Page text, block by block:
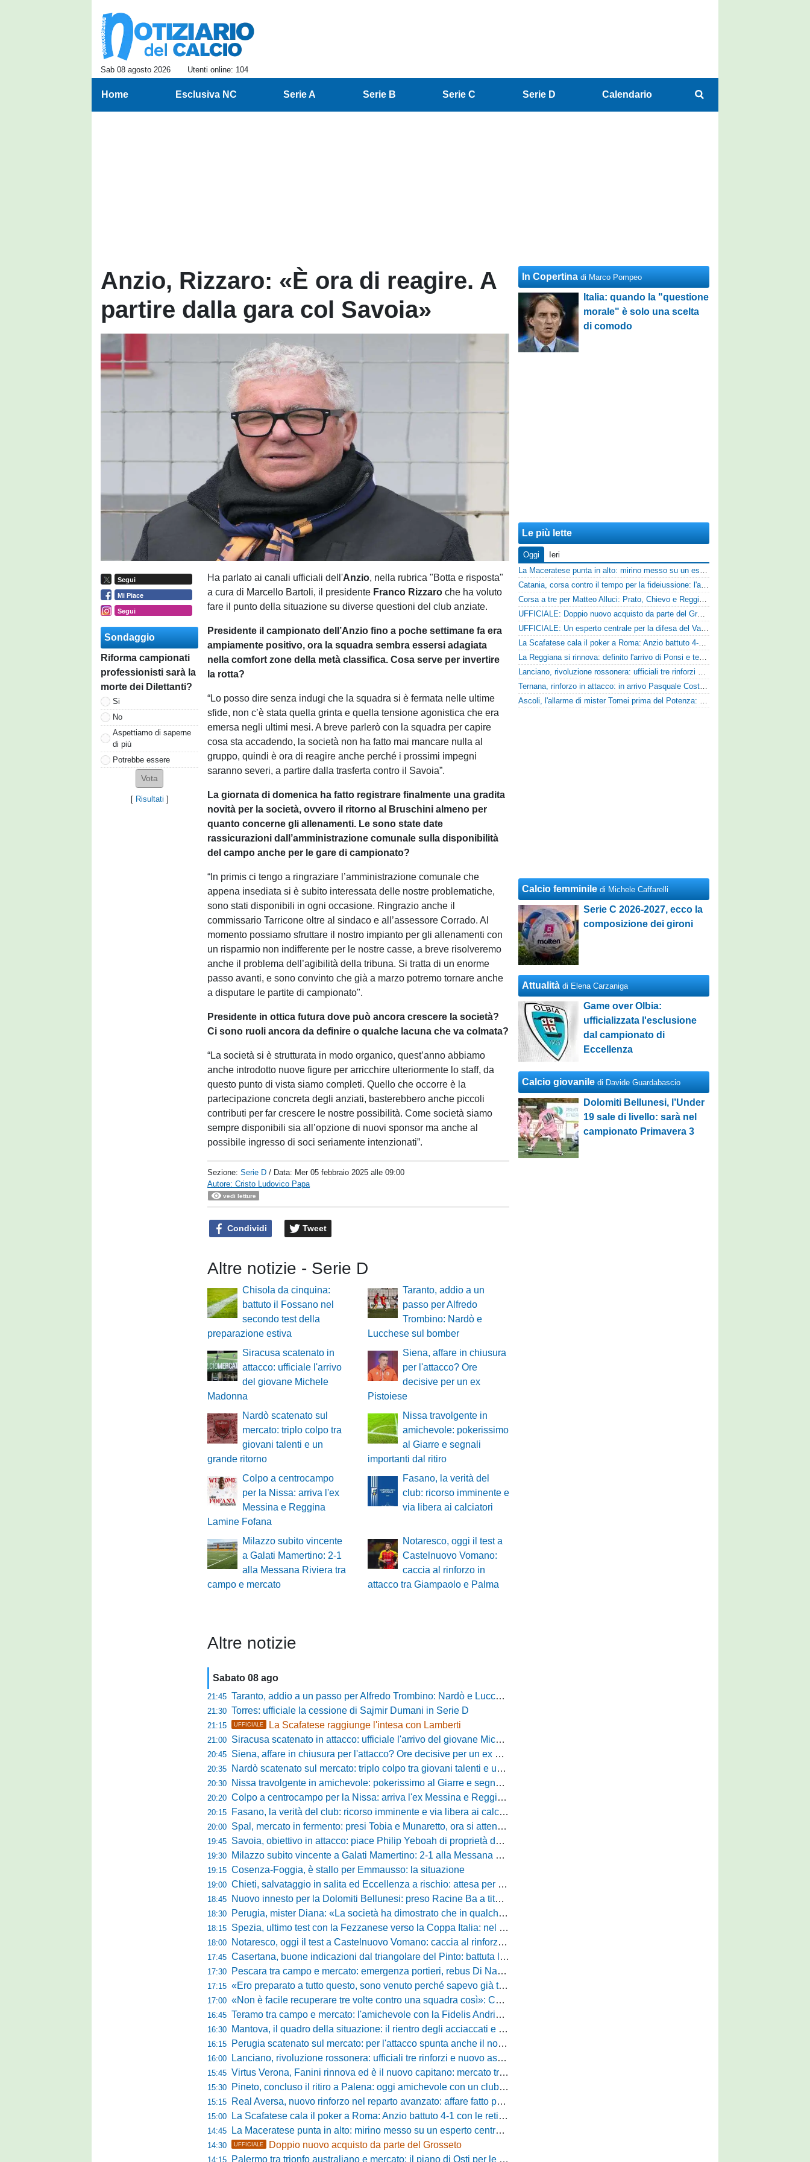
Sab 08 agosto 2026 Utenti online: 104
Home Esclusiva NC Serie A Serie B Serie C Serie D Calendario
Anzio, Rizzaro: «È ora di reagire. A
partire dalla gara col Savoia»
Segui
Mi Piace
Segui
Sondaggio
Riforma campionati
professionisti sarà la
morte dei Dilettanti?
Si
No
Aspettiamo di saperne
di più
Potrebbe essere
[ Risultati ]
Ha parlato ai canali ufficiali dell'Anzio, nella rubrica "Botta e risposta"
a cura di Marcello Bartoli, il presidente Franco Rizzaroche ha voluto
fare il punto della situazione su diverse questioni del club anziate.
Presidente il campionato dell’Anzio fino a poche settimane fa era
ampiamente positivo, ora la squadra sembra essersi adagiata
nella comfort zone della metà classifica. Cosa serve per invertire
la rotta?
“Lo posso dire senza indugi che la squadra si è fermata nelle ultime
sfide, non c’è stata quella grinta e quella tensione agonistica che era
emersa negli ultimi mesi. A breve parlerò con la squadra per capire
cosa sta accadendo, la società non ha fatto mai mancare nulla al
gruppo, quindi è ora di reagire anche perché i prossimi impegni
saranno severi, a partire dalla trasferta contro il Savoia”.
La giornata di domenica ha fatto registrare finalmente una gradita
novità per la società, ovvero il ritorno al Bruschini almeno per
quanto concerne gli allenamenti. Le sono state date
rassicurazioni dall’amministrazione comunale sulla disponibilità
del campo anche per le gare di campionato?
“In primis ci tengo a ringraziare l’amministrazione comunale che
appena insediata si è subito interessata delle nostre problematiche,
sono stati disponibili in ogni occasione. Ringrazio anche il
commissario Tarricone oltre al sindaco e all’assessore Corrado. Al
momento possiamo sfruttare il nostro impianto per gli allenamenti con
un risparmio non indifferente per le nostre casse, a breve risolveremo
anche il problema dell’agibilità della tribuna. Si tratta di un enorme
passo avanti, e sono convinto che già a marzo potremo tornare anche
a disputare le partite di campionato".
Presidente in ottica futura dove può ancora crescere la società?
Ci sono ruoli ancora da definire o qualche lacuna che va colmata?
“La società si è strutturata in modo organico, quest’anno abbiamo
anche introdotto nuove figure per arricchire ulteriormente lo staff, da
questo punto di vista siamo completi. Quello che occorre è la
partecipazione concreta degli anziati, basterebbero anche piccoli
contributi per far crescere le nostre possibilità. Come società siamo
sempre disponibili sia all’opzione di nuovi sponsor ma anche al
possibile ingresso di soci seriamente intenzionati”.
Sezione:Serie D / Data: Mer 05 febbraio 2025 alle 09:00
Autore: Cristo Ludovico Papa
vedi letture
Condividi Tweet
Altre notizie - Serie D
Chisola da cinquina:
battuto il Fossano nel
secondo test della
preparazione estiva
Taranto, addio a un
passo per Alfredo
Trombino: Nardò e
Lucchese sul bomber
Siracusa scatenato in
attacco: ufficiale l'arrivo
del giovane Michele
Madonna
Siena, affare in chiusura
per l'attacco? Ore
decisive per un ex
Pistoiese
Nardò scatenato sul
mercato: triplo colpo tra
giovani talenti e un
grande ritorno
Nissa travolgente in
amichevole: pokerissimo
al Giarre e segnali
importanti dal ritiro
Colpo a centrocampo
per la Nissa: arriva l'ex
Messina e Reggina
Lamine Fofana
Fasano, la verità del
club: ricorso imminente e
via libera ai calciatori
Milazzo subito vincente
a Galati Mamertino: 2-1
alla Messana Riviera tra
campo e mercato
Notaresco, oggi il test a
Castelnuovo Vomano:
caccia al rinforzo in
attacco tra Giampaolo e Palma
Altre notizie
Sabato 08 ago
21:45 Taranto, addio a un passo per Alfredo Trombino: Nardò e Lucchese sul bomber
21:30 Torres: ufficiale la cessione di Sajmir Dumani in Serie D
21:15 UFFICIALE La Scafatese raggiunge l'intesa con Lamberti
21:00 Siracusa scatenato in attacco: ufficiale l'arrivo del giovane Michele Madonna
20:45 Siena, affare in chiusura per l'attacco? Ore decisive per un ex Pistoiese
20:35 Nardò scatenato sul mercato: triplo colpo tra giovani talenti e un grande ritorno
20:30 Nissa travolgente in amichevole: pokerissimo al Giarre e segnali importanti dal ritiro
20:20 Colpo a centrocampo per la Nissa: arriva l'ex Messina e Reggina Lamine Fofana
20:15 Fasano, la verità del club: ricorso imminente e via libera ai calciatori
20:00 Spal, mercato in fermento: presi Tobia e Munaretto, ora si attende la seconda punta
19:45 Savoia, obiettivo in attacco: piace Philip Yeboah di proprietà del Monopoli
19:30 Milazzo subito vincente a Galati Mamertino: 2-1 alla Messana Riviera tra campo e mercato
19:15 Cosenza-Foggia, è stallo per Emmausso: la situazione
19:00 Chieti, salvataggio in salita ed Eccellenza a rischio: attesa per i fondi e l'ipotesi Promozione
18:45 Nuovo innesto per la Dolomiti Bellunesi: preso Racine Ba a titolo definitivo
18:30 Perugia, mister Diana: «La società ha dimostrato che in qualche giorno...»
18:15 Spezia, ultimo test con la Fezzanese verso la Coppa Italia: nel mirino la sfida con la Torres
18:00 Notaresco, oggi il test a Castelnuovo Vomano: caccia al rinforzo in attacco tra Giampaolo e Palma
17:45 Casertana, buone indicazioni dal triangolare del Pinto: battuta l'Ischia, ora c'è il Cassino prima della Coppa
17:30 Pescara tra campo e mercato: emergenza portieri, rebus Di Nardo e le manovre del ds Foggia
17:15 «Ero preparato a tutto questo, sono venuto perché sapevo già tutto»: la carica di Nesta al popolo irpino
17:00 «Non è facile recuperare tre volte contro una squadra così»: Calabro promuove il carattere del suo Padova
16:45 Teramo tra campo e mercato: l'amichevole con la Fidelis Andria, le parole di Pelosi e l'idea Conti
16:30 Mantova, il quadro della situazione: il rientro degli acciaccati e le trattative di mercato
16:15 Perugia scatenato sul mercato: per l'attacco spunta anche il nome di Okaka
16:00 Lanciano, rivoluzione rossonera: ufficiali tre rinforzi e nuovo assetto al vertice del club
15:45 Virtus Verona, Fanini rinnova ed è il nuovo capitano: mercato tra colpi esperti e l'addio a Daffara
15:30 Pineto, concluso il ritiro a Palena: oggi amichevole con un club di D verso la Coppa
15:15 Real Aversa, nuovo rinforzo nel reparto avanzato: affare fatto per Della Pietra
15:00 La Scafatese cala il poker a Roma: Anzio battuto 4-1 con le reti di Palmieri, Esposito, Suhs e Maggio
14:45 La Maceratese punta in alto: mirino messo su un esperto centrocampista
14:30 UFFICIALE Doppio nuovo acquisto da parte del Grosseto
14:15 Palermo tra trionfo australiano e mercato: il piano di Osti per le uscite e la suggestione Almena
In Copertina di Marco Pompeo
Italia: quando la "questione
morale" è solo una scelta
di comodo
Le più lette
Oggi
Ieri
La Maceratese punta in alto: mirino messo su un esperto centrocampista
Catania, corsa contro il tempo per la fideiussione: l'annuncio della società e le ragioni dello slittamento
Corsa a tre per Matteo Alluci: Prato, Chievo e Reggina sul centrocampista
UFFICIALE: Doppio nuovo acquisto da parte del Grosseto
UFFICIALE: Un esperto centrale per la difesa del Vado
La Scafatese cala il poker a Roma: Anzio battuto 4-1 con le reti di Palmieri, Esposito, Suhs e Maggio
La Reggiana si rinnova: definito l'arrivo di Ponsi e test con l'Alcione
Lanciano, rivoluzione rossonera: ufficiali tre rinforzi e nuovo assetto al vertice del club
Ternana, rinforzo in attacco: in arrivo Pasquale Costanzo dalla Paganese
Ascoli, l'allarme di mister Tomei prima del Potenza: «Mettiamoci l'elmetto, l'obiettivo è la salvezza e non dobbiamo vendere fumo!»
Calcio femminile di Michele Caffarelli
Serie C 2026-2027, ecco la
composizione dei gironi
Attualità di Elena Carzaniga
Game over Olbia:
ufficializzata l'esclusione
dal campionato di
Eccellenza
Calcio giovanile di Davide Guardabascio
Dolomiti Bellunesi, l’Under
19 sale di livello: sarà nel
campionato Primavera 3